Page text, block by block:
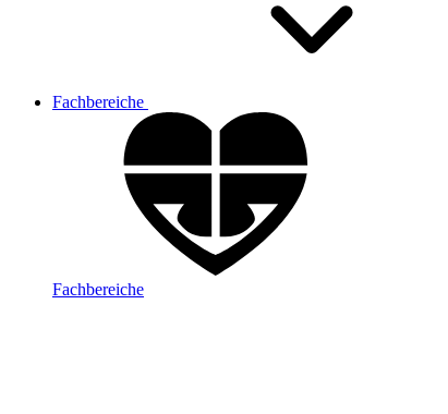
Fachbereiche
Fachbereiche